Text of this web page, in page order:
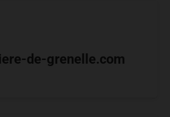
de-grenelle.com